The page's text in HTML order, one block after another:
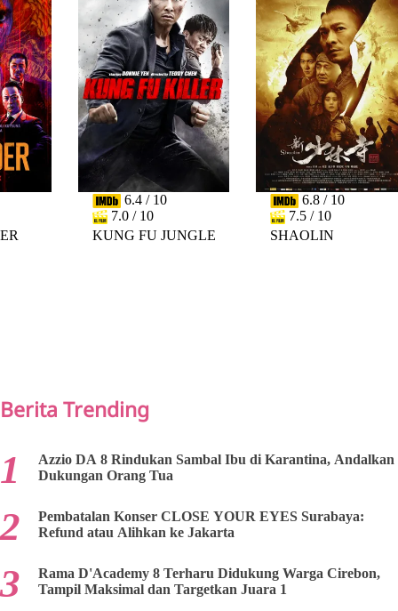
6.4 / 10
7.0 / 10
KUNG FU JUNGLE
6.8 / 10
7.5 / 10
SHAOLIN
Berita Trending
Azzio DA 8 Rindukan Sambal Ibu di Karantina, Andalkan
Dukungan Orang Tua
Pembatalan Konser CLOSE YOUR EYES Surabaya:
Refund atau Alihkan ke Jakarta
Rama D'Academy 8 Terharu Didukung Warga Cirebon,
Tampil Maksimal dan Targetkan Juara 1